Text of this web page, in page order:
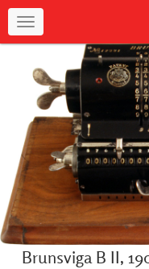
Navigation
Brunsviga B II,